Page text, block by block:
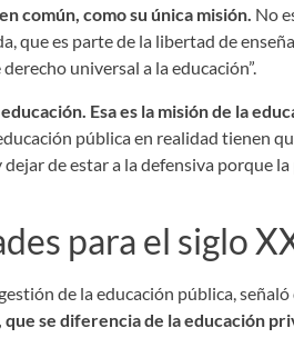
común, como su única misión. No
que es parte de la libertad de
universal a la educación”.
Esa es la misión de la
pública en realidad tienen
de estar a la defensiva porque
para el siglo
de la educación pública,
se diferencia de la educación